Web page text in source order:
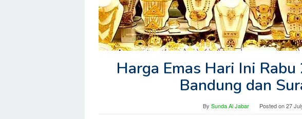
Harga Emas Hari Ini
Bandung dan
By Sunda Al Jabar Posted on27